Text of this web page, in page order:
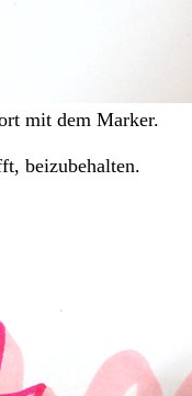
mit dem Marker.
beizubehalten.